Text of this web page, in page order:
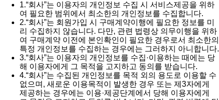
1.“회사”는 이용자의 개인정보 수집 시 서비스제공을 위하
여 필요한 범위에서 최소한의 개인정보를 수집합니다.
2.“회사”는 회원가입 시 구매계약이행에 필요한 정보를 미
리 수집하지 않습니다. 다만, 관련 법령상 의무이행을 위하
여 구매계약 이전에 본인확인이 필요한 경우로서 최소한의
특정 개인정보를 수집하는 경우에는 그러하지 아니합니다.
3.“회사”는 이용자의 개인정보를 수집·이용하는 때에는 당
해 이용자에게 그 목적을 고지하고 동의를 받습니다.
4.“회사”는 수집된 개인정보를 목적 외의 용도로 이용할 수
없으며, 새로운 이용목적이 발생한 경우 또는 제3자에게
제공하는 경우에는 이용·제공단계에서 당해 이용자에게